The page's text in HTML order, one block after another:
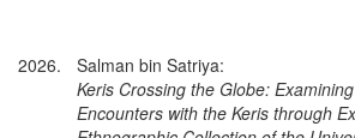
2026.
Salman bin Satriya:
Keris Crossing the Globe:
Encounters with the Keris through